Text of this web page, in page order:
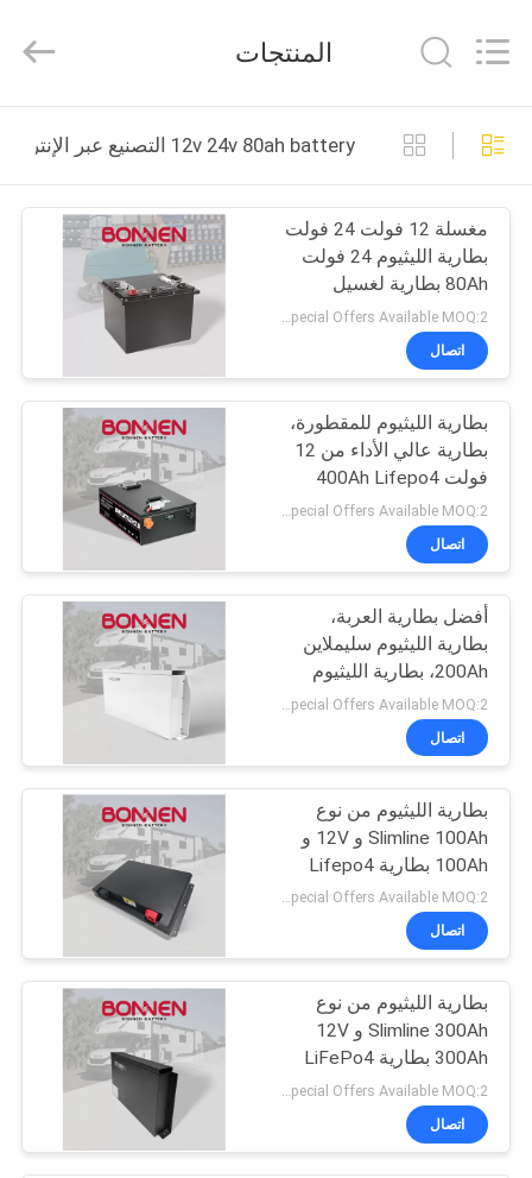
منزل
المنتجات
حول
جولة
المعمل
ضبط
الجودة
اتصل
أخبار
خريطة
الموقع
سياسة
الخصوصية
Technology
Rights
المنتجات
12v 24v 80ah battery التصنيع عبر الإنترنت
مغسلة 12 فولت 24 فولت
بطارية الليثيوم 24 فولت
80Ah بطارية لغسيل
الأرضيات
Special Offers Available MOQ:2 وحدة
اتصال
بطارية الليثيوم للمقطورة،
بطارية عالي الأداء من 12
فولت 400Ah Lifepo4
للسيارات ذات الشاحنات،
المقطورات، والسيارات
المتنقلة
اتصال
أفضل بطارية العربة،
بطارية الليثيوم سليملاين
200Ah، بطارية الليثيوم
12V RV، بطارية العربة
200Ah
اتصال
بطارية الليثيوم من نوع
Slimline 100Ah و 12V و
100Ah بطارية Lifepo4
للسيارات المتنقلة
Special Offers Available MOQ:2 وحدة
اتصال
بطارية الليثيوم من نوع
Slimline 300Ah و 12V
300Ah بطارية LiFePo4
للبطارية للكرافان
Special Offers Available MOQ:2 وحدة
اتصال